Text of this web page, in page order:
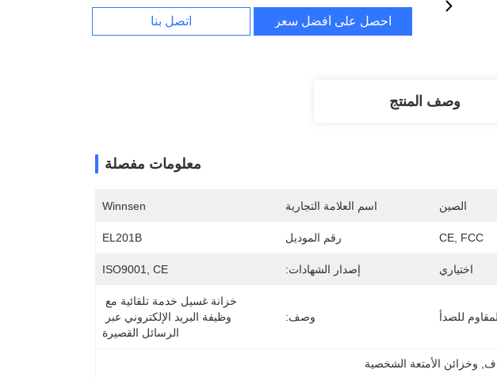
احصل على أفضل سعر اتصل بنا
وصف المنتج
معلومات مفصلة
الصين اسم العلامة التجارية Winnsen
CE, FCC رقم الموديل EL201B
اختياري إصدار الشهادات: ISO9001, CE
وصف:
الرسائل القصيرة
وخزائن الأمتعة الشخصية